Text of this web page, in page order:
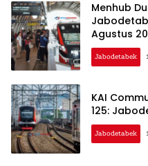
Menhub
Agustus
Jabodetabek
KAI
125:
Jabodetabek